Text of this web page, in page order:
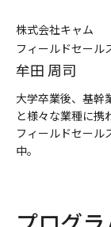
株式会社キャム
フィールドセール
牟田 周司
大学卒業後、基幹
と様々な業種に携
フィールドセール
中。